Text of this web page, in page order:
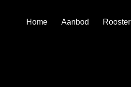
Home Aanbod Rooster